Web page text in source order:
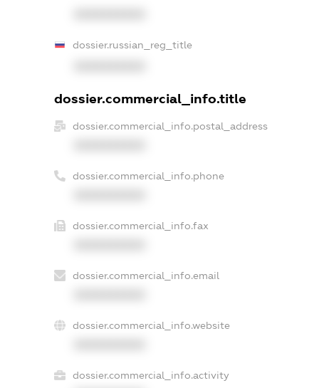
dossier.russian_reg_title
dossier.commercial_info.title
dossier.commercial_info.postal_address
dossier.commercial_info.phone
dossier.commercial_info.fax
dossier.commercial_info.email
dossier.commercial_info.website
dossier.commercial_info.activity